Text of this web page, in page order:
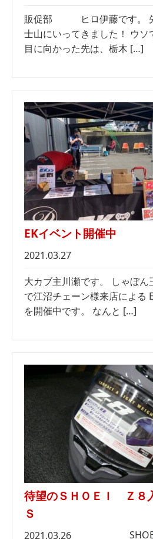
販促部 ヒロ伊藤です。 先
士山にいってきました！ ウ
目に向かった先は、栃木 […]
EKイベント開催中
2021.03.27
大カブ主川瀬です。 しゃぼん
で江沼チェーン様来店による
を開催中です。 なんと […]
待望のＳＨＯＥＩ Ｚ
Ｓ
2021.03.26